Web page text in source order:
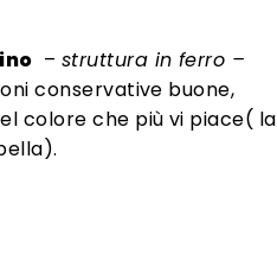
– struttura in ferro –
conservative buone,
colore che più vi piace( la